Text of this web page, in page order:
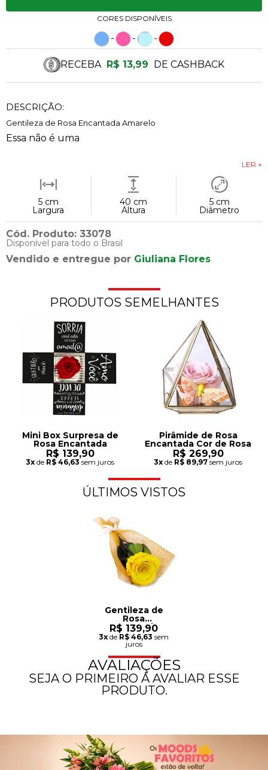
DESCRIÇÃO:
Gentileza de Rosa Encantada Amarelo
Essa não é uma
LER +
CORES DISPONÍVEIS
5 cm
Largura
40 cm
Altura
5 cm
Diâmetro
Cód. Produto: 33078
Disponível para todo o Brasil
Vendido e entregue por Giuliana Flores
RECEBA R$ 13,99 DE CASHBACK
PRODUTOS SEMELHANTES
Mini Box Surpresa de
Rosa Encantada
R$ 139,90
3x de R$ 46,63sem juros
Pirâmide de Rosa
Encantada Cor de Rosa
R$ 269,90
3x de R$ 89,97sem juros
ÚLTIMOS VISTOS
Gentileza de
Rosa
Encantada
Amarelo
R$ 139,90
3xde R$ 46,63 sem
juros
AVALIAÇÕES
SEJA O PRIMEIRO A AVALIAR ESSE
PRODUTO.